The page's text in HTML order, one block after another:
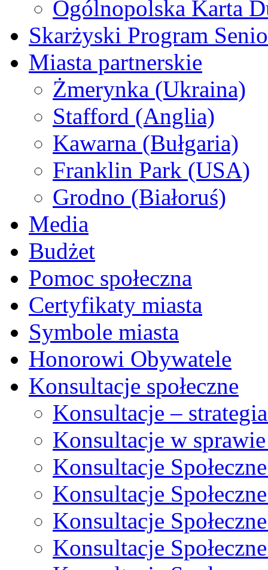
Ogólnopolska Karta
Skarżyski Program
Miasta partnerskie
Żmerynka (Ukraina)
Stafford (Anglia)
Kawarna (Bułgaria)
Franklin Park (USA)
Grodno (Białoruś)
Media
Budżet
Pomoc społeczna
Certyfikaty miasta
Symbole miasta
Honorowi Obywatele
Konsultacje społeczne
Konsultacje –
Konsultacje w
Konsultacje
Konsultacje
Konsultacje
Konsultacje